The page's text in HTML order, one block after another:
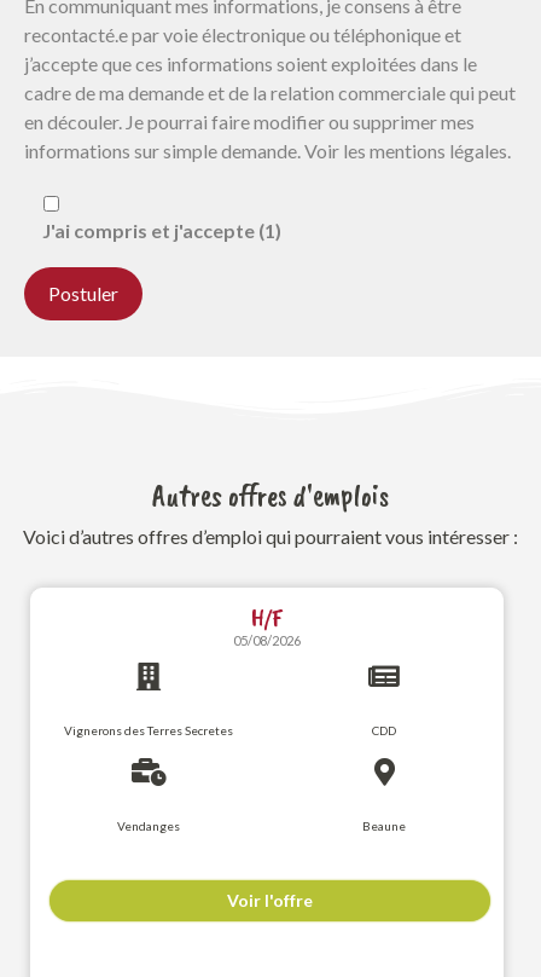
En communiquant mes informations, je consens à être
recontacté.e par voie électronique ou téléphonique et
j’accepte que ces informations soient exploitées dans le
cadre de ma demande et de la relation commerciale qui peut
en découler. Je pourrai faire modifier ou supprimer mes
informations sur simple demande. Voir les mentions légales.
J'ai compris et j'accepte (1)
Autres offres d'emplois
Voici d’autres offres d’emploi qui pourraient vous intéresser :
H/F
05/08/2026
Vignerons des Terres Secretes CDD
Vendanges Beaune
Voir l'offre